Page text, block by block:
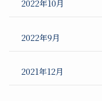
2022年10月
2022年9月
2021年12月